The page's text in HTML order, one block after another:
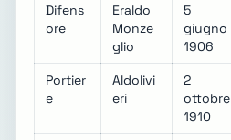
Difens
ore
Eraldo
Monze
glio
5
giugno
1906
Portier
e
Aldolivi
eri
2
ottobre
1910